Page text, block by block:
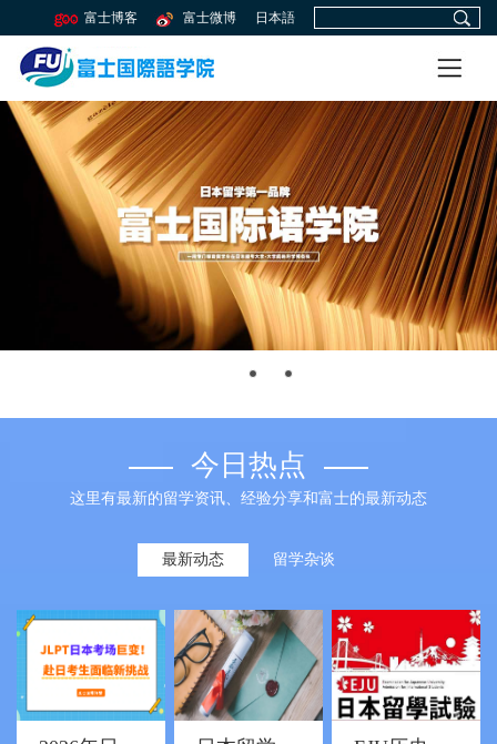
富士博客 富士微博 日本語
今日热点
这里有最新的留学资讯、经验分享和富士的最新动态
最新动态 留学杂谈